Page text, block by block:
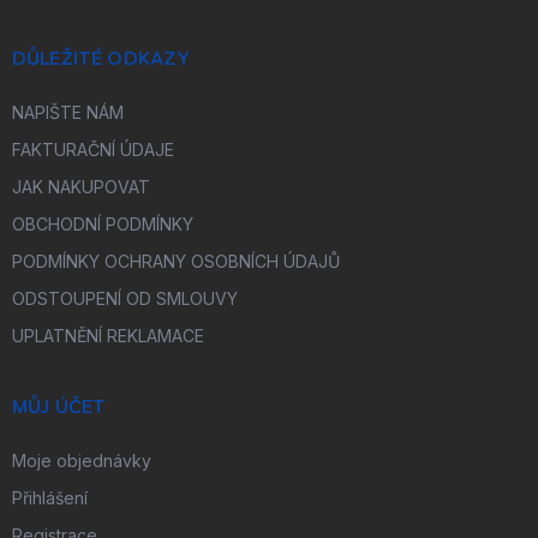
DŮLEŽITÉ ODKAZY
NAPIŠTE NÁM
FAKTURAČNÍ ÚDAJE
JAK NAKUPOVAT
OBCHODNÍ PODMÍNKY
PODMÍNKY OCHRANY OSOBNÍCH ÚDAJŮ
ODSTOUPENÍ OD SMLOUVY
UPLATNĚNÍ REKLAMACE
MŮJ ÚČET
Moje objednávky
Přihlášení